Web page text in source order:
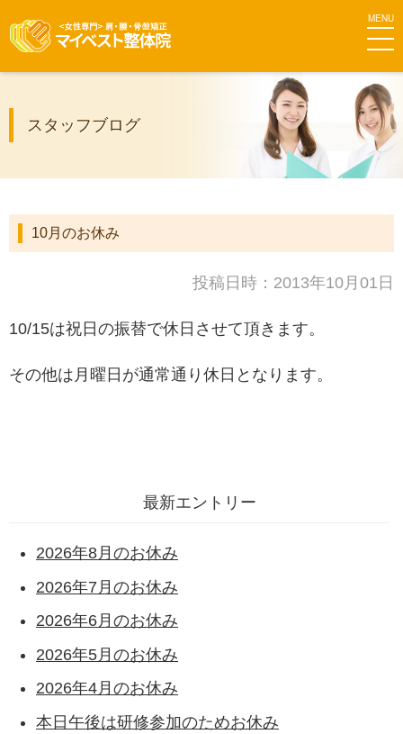
ト整体院
グループ
スタッフブログ
10月のお休み
投稿日時：2013年10月01日
10/15は祝日の振替で休日させて頂きます。
その他は月曜日が通常通り休日となります。
最新エントリー
2026年8月のお休み
2026年7月のお休み
2026年6月のお休み
2026年5月のお休み
2026年4月のお休み
本日午後は研修参加のためお休み